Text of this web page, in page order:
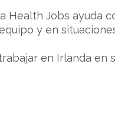
Health Jobs ayuda
y en
en Irlanda en